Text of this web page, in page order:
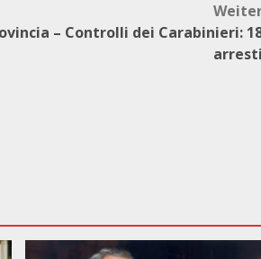
– Controlli dei Carabinieri:
arresti